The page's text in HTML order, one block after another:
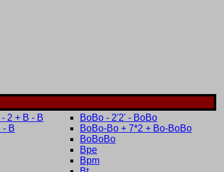
2 + B - B
- B
BoBo - 2'2' - BoBo
BoBo-Bo + 7*2 + Bo-BoBo
BoBoBo
Bpe
Bpm